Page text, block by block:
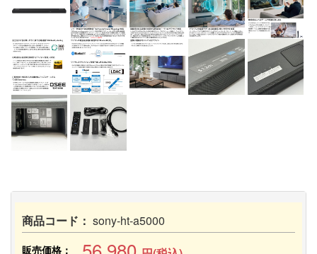
商品コード： sony-ht-a5000
販売価格：